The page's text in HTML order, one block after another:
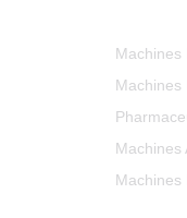
Machines
Machines
Machines
Machines